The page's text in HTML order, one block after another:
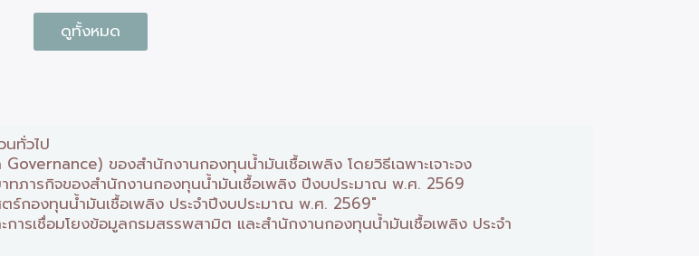
ดูทั้งหมด
ทั่วไป
ของสำนักงานกองทุนน้ำมันเชื้อเพลิง โดยวิธีเฉพาะเจาะจง
ทภารกิจของสำนักงานกองทุนน้ำมันเชื้อเพลิง ปีงบประมาณ พ.ศ. 2569
ร์กองทุนน้ำมันเชื้อเพลิง ประจำปีงบประมาณ พ.ศ. 2569"
ารเชื่อมโยงข้อมูลกรมสรรพสามิต และสำนักงานกองทุนน้ำมันเชื้อเพลิง ประจำ